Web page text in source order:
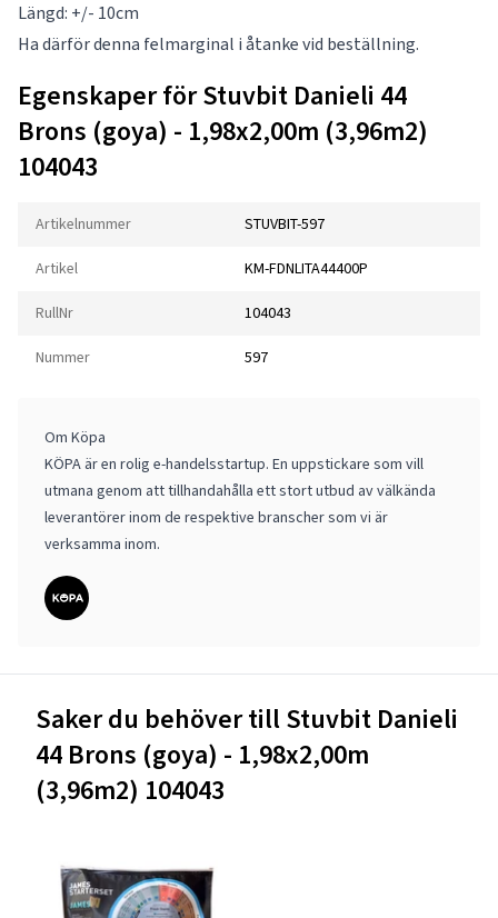
Längd: +/- 10cm
Ha därför denna felmarginal i åtanke vid beställning.
Egenskaper för Stuvbit Danieli 44
Brons (goya) - 1,98x2,00m (3,96m2)
104043
Artikelnummer STUVBIT-597
Artikel KM-FDNLITA44400P
RullNr 104043
Nummer 597
Om Köpa
KÖPA är en rolig e-handelsstartup. En uppstickare som vill
utmana genom att tillhandahålla ett stort utbud av välkända
leverantörer inom de respektive branscher som vi är
verksamma inom.
Saker du behöver till Stuvbit Danieli
44 Brons (goya) - 1,98x2,00m
(3,96m2) 104043